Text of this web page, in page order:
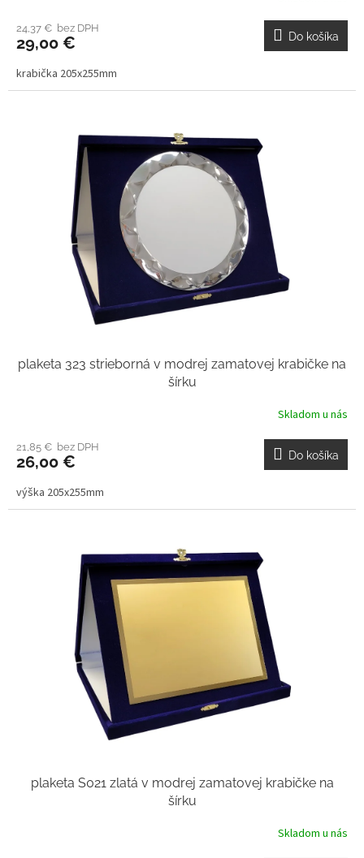
24,37 € bez DPH
29,00 € Do košíka
krabička 205x255mm
plaketa 323 strieborná v modrej zamatovej krabičke na
šírku
Skladom u nás
21,85 € bez DPH
26,00 € Do košíka
výška 205x255mm
plaketa S021 zlatá v modrej zamatovej krabičke na
šírku
Skladom u nás